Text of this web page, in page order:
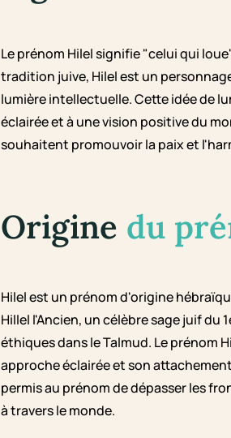
Le prénom Hilel signifie "celui qui
tradition juive, Hilel est un
lumière intellectuelle. Cette idée de
éclairée et à une vision positive du
souhaitent promouvoir la paix et
Origine du
Hilel est un prénom d'origine
Hillel l'Ancien, un célèbre sage juif
éthiques dans le Talmud. Le prénom
approche éclairée et son
permis au prénom de dépasser les
à travers le monde.